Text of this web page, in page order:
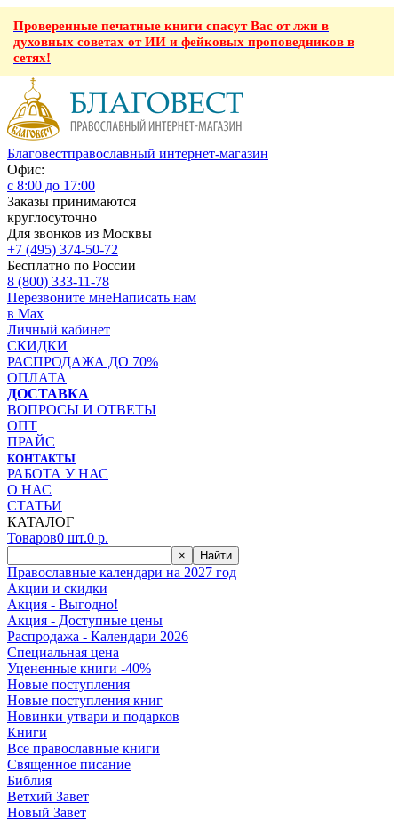
Проверенные печатные книги спасут Вас от лжи в
духовных советах от ИИ и фейковых проповедников в
сетях!
Благовестправославный интернет-магазин
Офис:
с 8:00 до 17:00
Заказы принимаются
круглосуточно
Для звонков из Москвы
+7 (495) 374-50-72
Бесплатно по России
8 (800) 333-11-78
Перезвоните мнеНаписать нам
в Max
Личный кабинет
СКИДКИ
РАСПРОДАЖА ДО 70%
ОПЛАТА
ДОСТАВКА
ВОПРОСЫ И ОТВЕТЫ
ОПТ
ПРАЙС
КОНТАКТЫ
РАБОТА У НАС
О НАС
СТАТЬИ
КАТАЛОГ
Товаров0 шт.0 р.
× Найти
Православные календари на 2027 год
Акции и скидки
Акция - Выгодно!
Акция - Доступные цены
Распродажа - Календари 2026
Специальная цена
Уцененные книги -40%
Новые поступления
Новые поступления книг
Новинки утвари и подарков
Книги
Все православные книги
Священное писание
Библия
Ветхий Завет
Новый Завет